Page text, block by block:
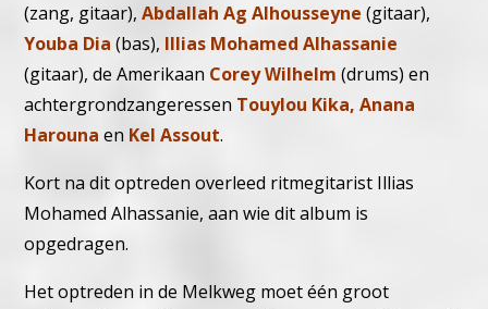
(zang, gitaar),Abdallah Ag Alhousseyne (gitaar),
Youba Dia (bas), Illias Mohamed Alhassanie
(gitaar), de Amerikaan Corey Ԝilhelm (drums) en
achtergrondzangeressen Touylou Kika, Anana
Harouna en Kel Assout.
Kort na dit optreden overleed ritmegitarist Illias
Mohamed Alhassanie, aan wie dit album is
opgedragen.
Het optreden in de Melkweg moet één groot